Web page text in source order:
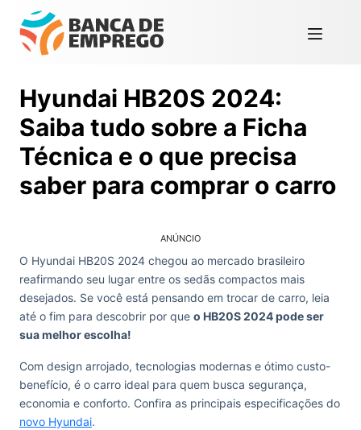
Hyundai HB20S 2024:
Saiba tudo sobre a Ficha
Técnica e o que precisa
saber para comprar o carro
ANÚNCIO
O Hyundai HB20S 2024 chegou ao mercado brasileiro
reafirmando seu lugar entre os sedãs compactos mais
desejados. Se você está pensando em trocar de carro, leia
até o fim para descobrir por que o HB20S 2024 pode ser
sua melhor escolha!
Com design arrojado, tecnologias modernas e ótimo custo-
benefício, é o carro ideal para quem busca segurança,
economia e conforto. Confira as principais especificações do
novo Hyundai.